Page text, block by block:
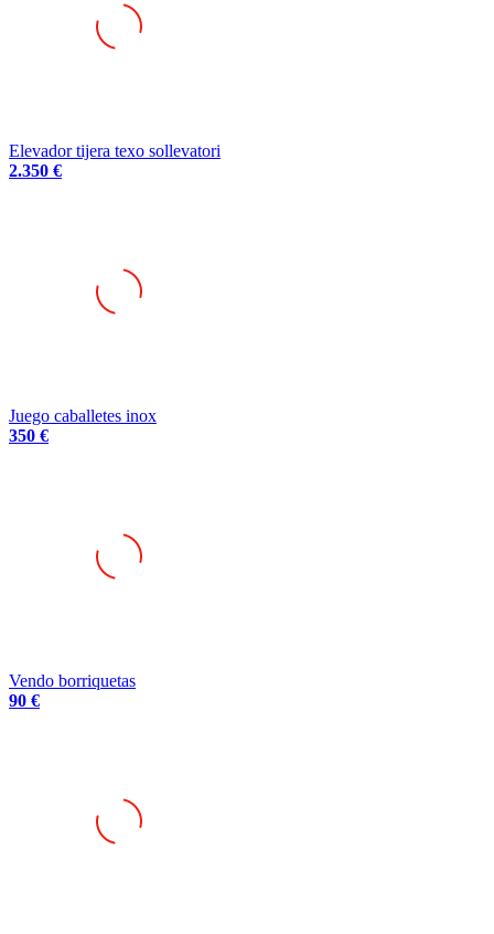
Elevador tijera texo sollevatori
2.350 €
Juego caballetes inox
350 €
Vendo borriquetas
90 €